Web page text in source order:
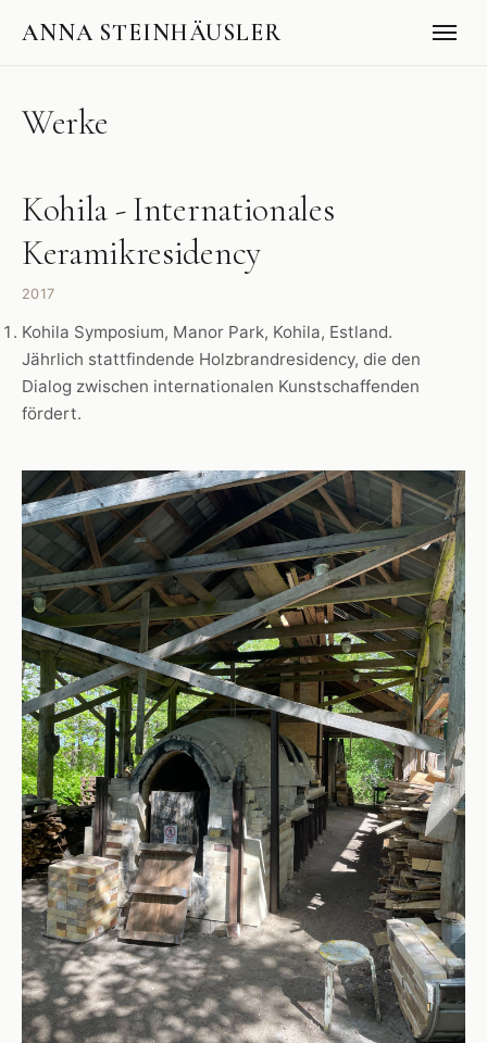
ANNA STEINHÄUSLER
Werke
Kohila - Internationales
Keramikresidency
2017
Kohila Symposium, Manor Park, Kohila, Estland.
Jährlich stattfindende Holzbrandresidency, die den
Dialog zwischen internationalen Kunstschaffenden
fördert.